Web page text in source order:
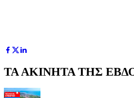
ΤΑ ΑΚΙΝΗΤΑ ΤΗΣ